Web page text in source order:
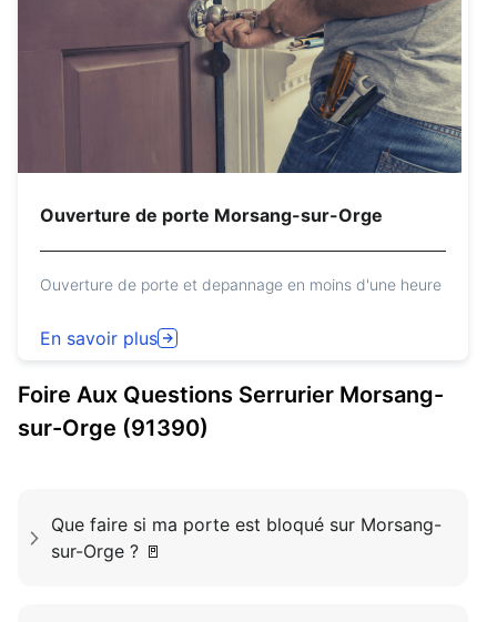
Ouverture de porte Morsang-sur-Orge
Ouverture de porte et depannage en moins d'une heure
En savoir plus
Foire Aux Questions Serrurier Morsang-
sur-Orge (91390)
Que faire si ma porte est bloqué sur Morsang-
sur-Orge ? 🚪